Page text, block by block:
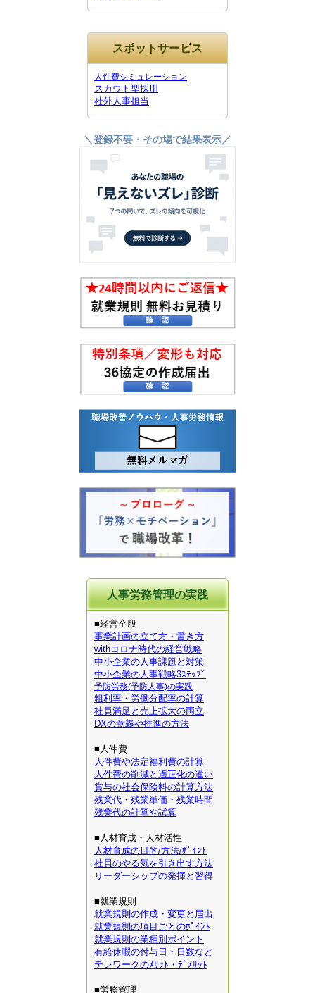
スポットサービス
人件費シミュレーション
スカウト型採用
社外人事担当
＼登録不要・その場で結果表示／
人事労務管理の実践
■経営全般
事業計画の立て方・書き方
withコロナ時代の経営戦略
中小企業の人事課題と対策
中小企業の人事戦略3ｽﾃｯﾌﾟ
予防労務(予防人事)の実践
粗利率・労働分配率の計算
社員満足と売上拡大の両立
DXの意義や推進の方法
■人件費
人件費や法定福利費の計算
人件費の削減と適正化の違い
賞与の社会保険料の計算方法
残業代・残業単価・残業時間
残業代の計算や試算
■人材育成・人材活性
人材育成の目的/方法/ﾎﾟｲﾝﾄ
社員のやる気を引き出す方法
リーダーシップの発揮と習得
■就業規則
就業規則の作成・変更と届出
就業規則の項目ごとのﾎﾟｲﾝﾄ
就業規則の業種別ポイント
有給休暇の付与日・日数など
テレワークのﾒﾘｯﾄ・ﾃﾞﾒﾘｯﾄ
■労務管理